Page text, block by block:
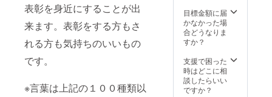
表彰を身近にすることが出
来ます。表彰をする方もさ
れる方も気持ちのいいもの
です。
※言葉は上記の１００種類以
目標金額に届
かなかった場
合どうなりま
すか？
支援で困った
時はどこに相
談したらいい
ですか？